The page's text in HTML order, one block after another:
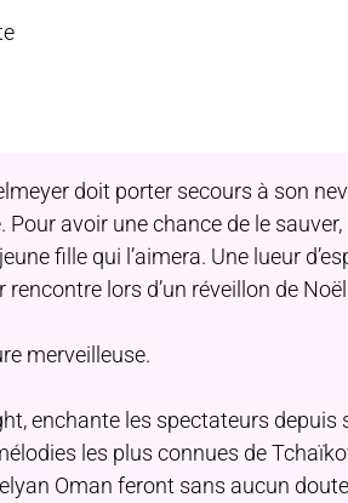
doit porter secours à son
avoir une chance de le
fille qui l’aimera. Une lueur
lors d’un réveillon de
merveilleuse.
enchante les spectateurs
les plus connues de
Oman feront sans aucun